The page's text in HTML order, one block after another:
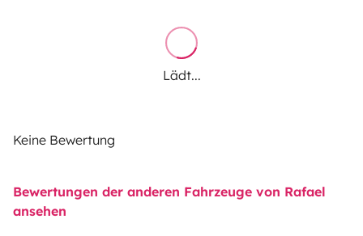
Lädt...
Keine Bewertung
Bewertungen der anderen Fahrzeuge von Rafael
ansehen